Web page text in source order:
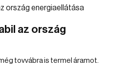
az ország
tovvábra is termel áramot.